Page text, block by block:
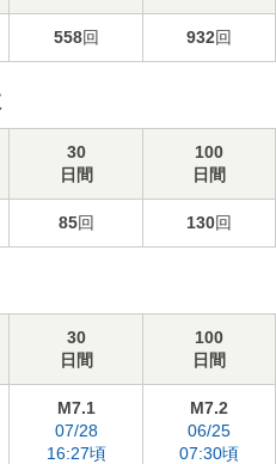
558回 932回
30
日間
100
日間
85回 130回
30
日間
100
日間
M7.1
07/28
16:27頃
M7.2
06/25
07:30頃